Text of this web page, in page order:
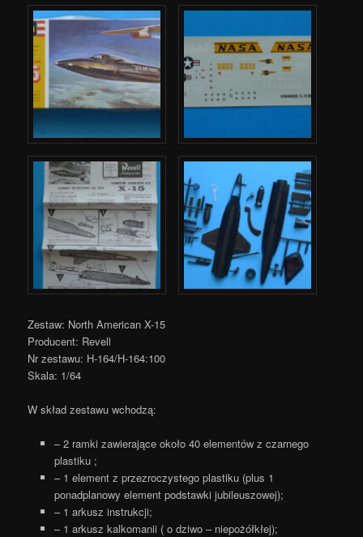
Zestaw: North American X-15
Producent: Revell
Nr zestawu: H-164/H-164:100
Skala: 1/64
W skład zestawu wchodzą:
– 2 ramki zawierające około 40 elementów z czarnego
plastiku ;
– 1 element z przezroczystego plastiku (plus 1
ponadplanowy element podstawki jubileuszowej);
– 1 arkusz instrukcji;
– 1 arkusz kalkomanii ( o dziwo – niepożółkłej);